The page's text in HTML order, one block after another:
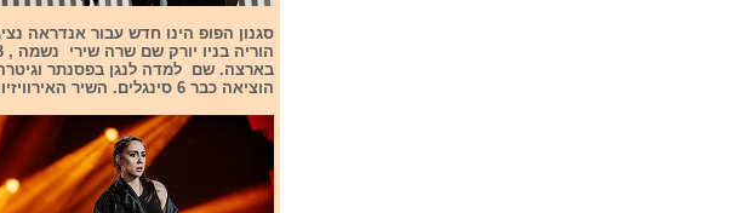
סגנון הפופ הינו חדש עבור אנדראה
הוציאה כבר 6 סינגלים. השיר האירוויזיווןני שלה Circle הוא כעת השיר הכי הפופולרי שלה בארצה.